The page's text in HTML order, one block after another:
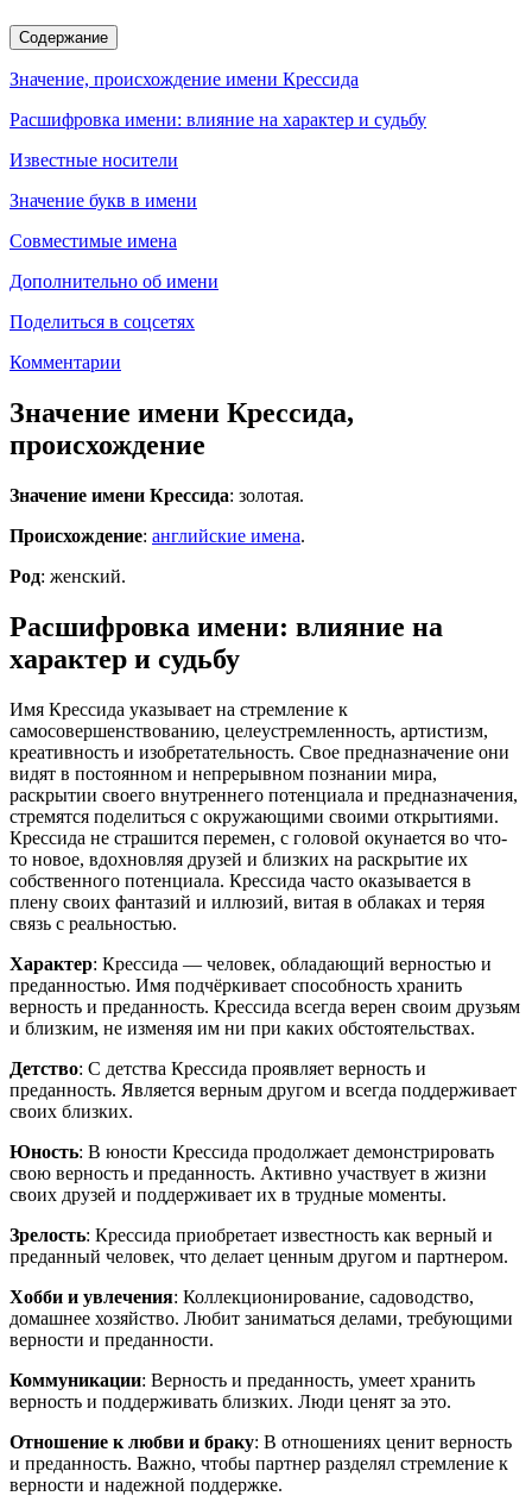
Содержание
Значение, происхождение имени Крессида
Расшифровка имени: влияние на характер и судьбу
Известные носители
Значение букв в имени
Совместимые имена
Дополнительно об имени
Поделиться в соцсетях
Комментарии
Значение имени Крессида,
происхождение
Значение имени Крессида: золотая.
Происхождение: английские имена.
Род: женский.
Расшифровка имени: влияние на
характер и судьбу
Имя Крессида указывает на стремление к
самосовершенствованию, целеустремленность, артистизм,
креативность и изобретательность. Свое предназначение они
видят в постоянном и непрерывном познании мира,
раскрытии своего внутреннего потенциала и предназначения,
стремятся поделиться с окружающими своими открытиями.
Крессида не страшится перемен, с головой окунается во что-
то новое, вдохновляя друзей и близких на раскрытие их
собственного потенциала. Крессида часто оказывается в
плену своих фантазий и иллюзий, витая в облаках и теряя
связь с реальностью.
Характер: Крессида — человек, обладающий верностью и
преданностью. Имя подчёркивает способность хранить
верность и преданность. Крессида всегда верен своим друзьям
и близким, не изменяя им ни при каких обстоятельствах.
Детство: С детства Крессида проявляет верность и
преданность. Является верным другом и всегда поддерживает
своих близких.
Юность: В юности Крессида продолжает демонстрировать
свою верность и преданность. Активно участвует в жизни
своих друзей и поддерживает их в трудные моменты.
Зрелость: Крессида приобретает известность как верный и
преданный человек, что делает ценным другом и партнером.
Хобби и увлечения: Коллекционирование, садоводство,
домашнее хозяйство. Любит заниматься делами, требующими
верности и преданности.
Коммуникации: Верность и преданность, умеет хранить
верность и поддерживать близких. Люди ценят за это.
Отношение к любви и браку: В отношениях ценит верность
и преданность. Важно, чтобы партнер разделял стремление к
верности и надежной поддержке.